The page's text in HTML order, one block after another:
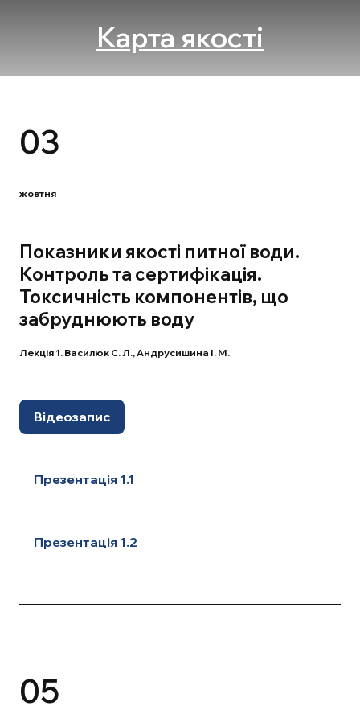
Карта якості
03
жовтня
Показники якості питної води.
Контроль та сертифікація.
Токсичність компонентів, що
забруднюють воду
Лекція 1. Василюк С. Л., Андрусишина І. М.
Відеозапис
Презентація 1.1
Презентація 1.2
05